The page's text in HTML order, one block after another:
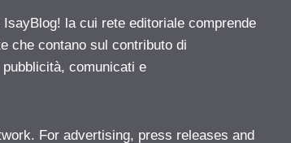
la cui rete editoriale comprende
che contano sul contributo di
comunicati e
For advertising, press releases and